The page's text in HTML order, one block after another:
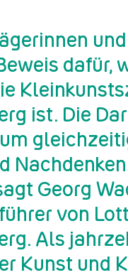
dafür,
ist. Die
Georg
von
Als
Kunst und